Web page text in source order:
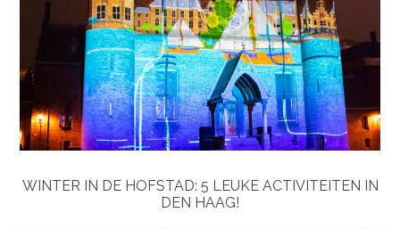
WINTER IN DE HOFSTAD: 5 LEUKE ACTIVITEITEN IN
DEN HAAG!